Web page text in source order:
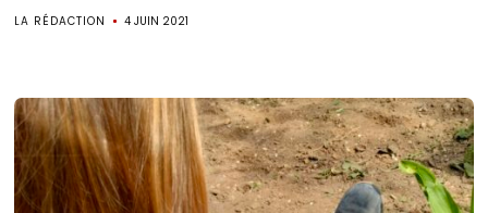
LA RÉDACTION 4 JUIN 2021